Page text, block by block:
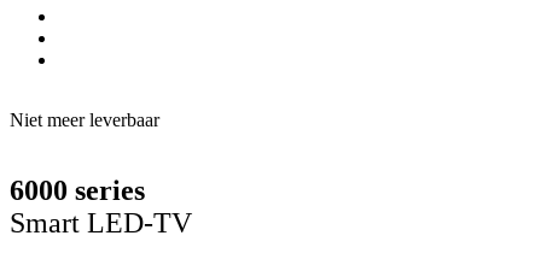
Niet meer leverbaar
6000 series
Smart LED-TV